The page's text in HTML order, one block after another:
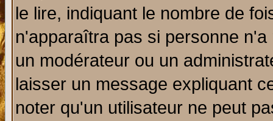
le lire, indiquant le nombre de
n'apparaîtra pas si personne
un modérateur ou un
laisser un message expliquant
noter qu'un utilisateur ne peut